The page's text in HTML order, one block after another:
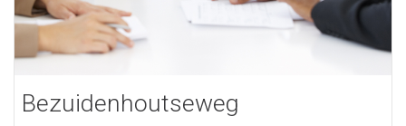
Bezuidenhoutseweg